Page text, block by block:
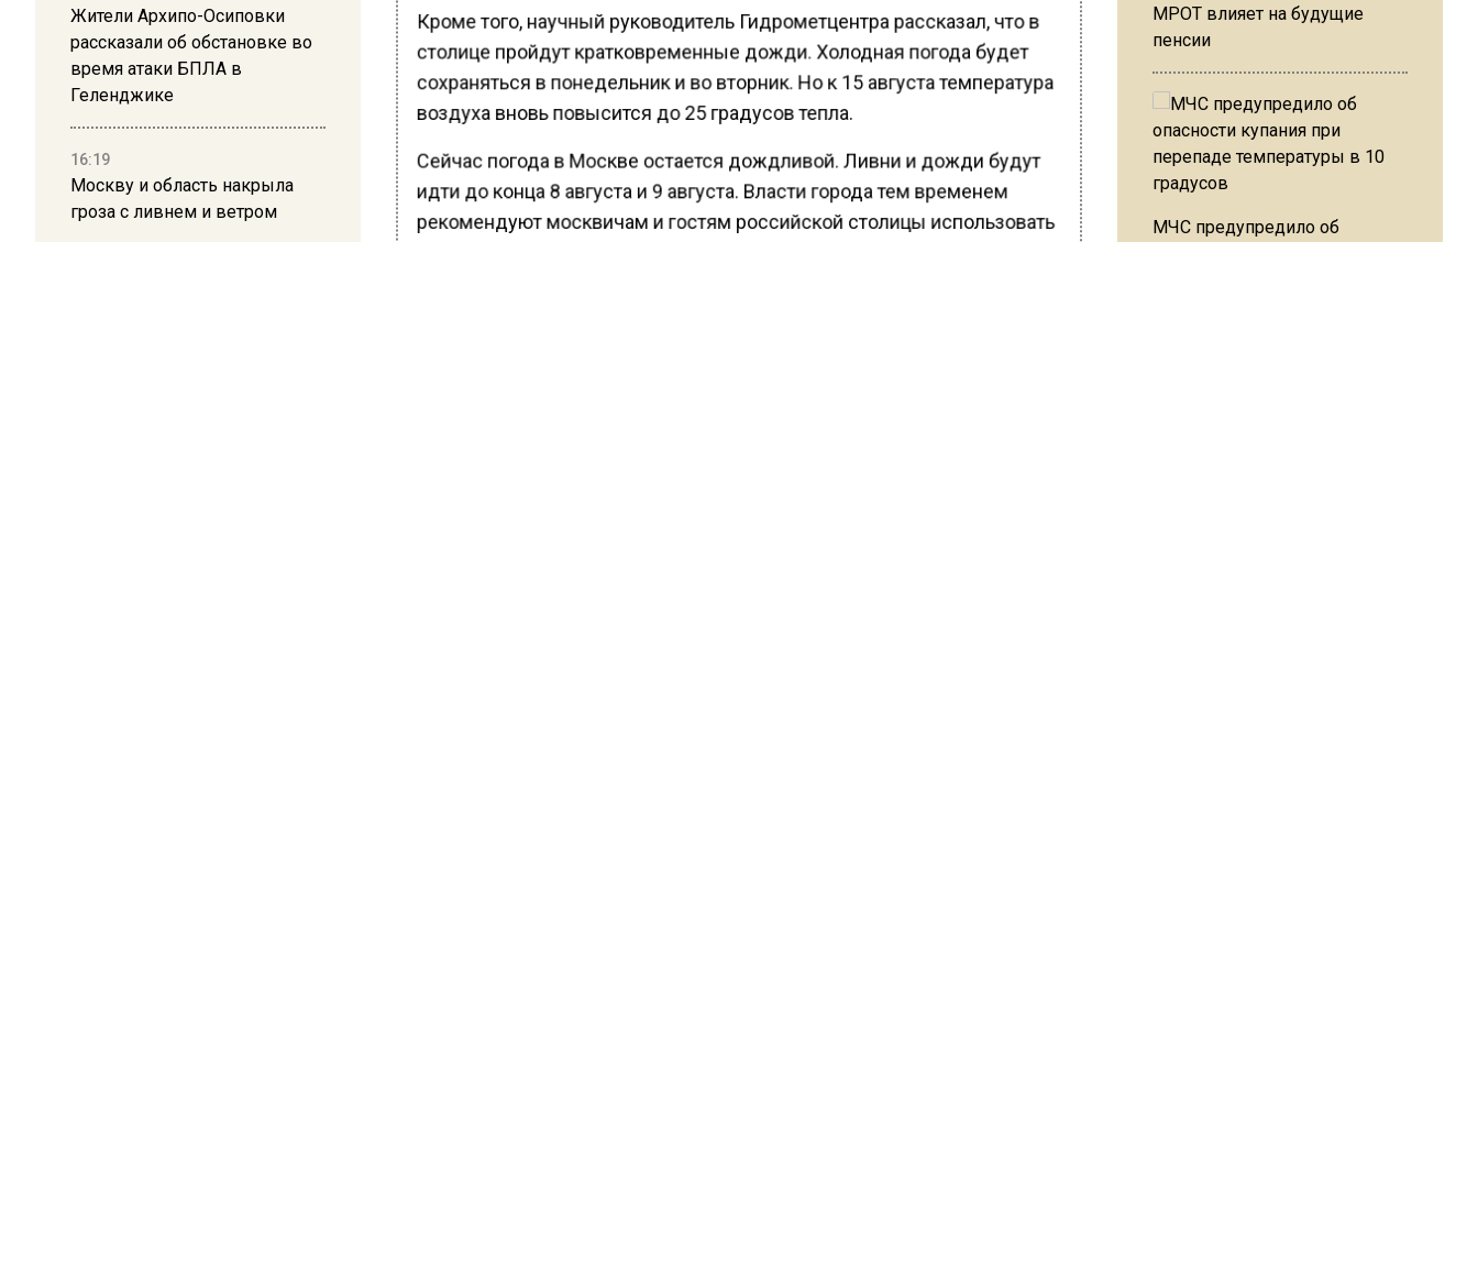
Жители Архипо-Осиповки
рассказали об обстановке во
время атаки БПЛА в
Геленджике
16:19
Москву и область накрыла
гроза с ливнем и ветром
Кроме того, научный руководитель Гидрометцентра рассказал, что в
столице пройдут кратковременные дожди. Холодная погода будет
сохраняться в понедельник и во вторник. Но к 15 августа температура
воздуха вновь повысится до 25 градусов тепла.
Сейчас погода в Москве остается дождливой. Ливни и дожди будут
идти до конца 8 августа и 9 августа. Власти города тем временем
рекомендуют москвичам и гостям российской столицы использовать
МРОТ влияет на будущие
пенсии
МЧС предупредило об